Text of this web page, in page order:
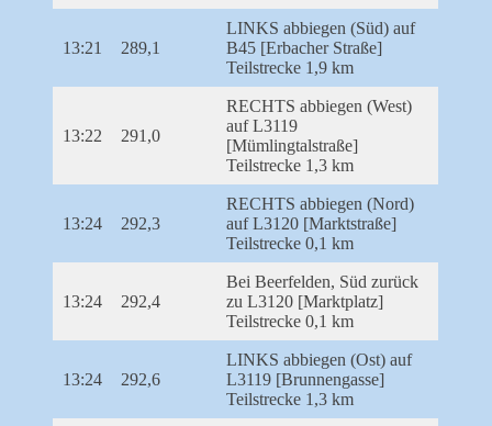
13:21 289,1
LINKS abbiegen (Süd) auf
B45 [Erbacher Straße]
Teilstrecke 1,9 km
13:22 291,0
RECHTS abbiegen (West)
auf L3119
[Mümlingtalstraße]
Teilstrecke 1,3 km
13:24 292,3
RECHTS abbiegen (Nord)
auf L3120 [Marktstraße]
Teilstrecke 0,1 km
13:24 292,4
Bei Beerfelden, Süd zurück
zu L3120 [Marktplatz]
Teilstrecke 0,1 km
13:24 292,6
LINKS abbiegen (Ost) auf
L3119 [Brunnengasse]
Teilstrecke 1,3 km